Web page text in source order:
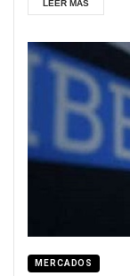
LEER MÁS
MERCADOS